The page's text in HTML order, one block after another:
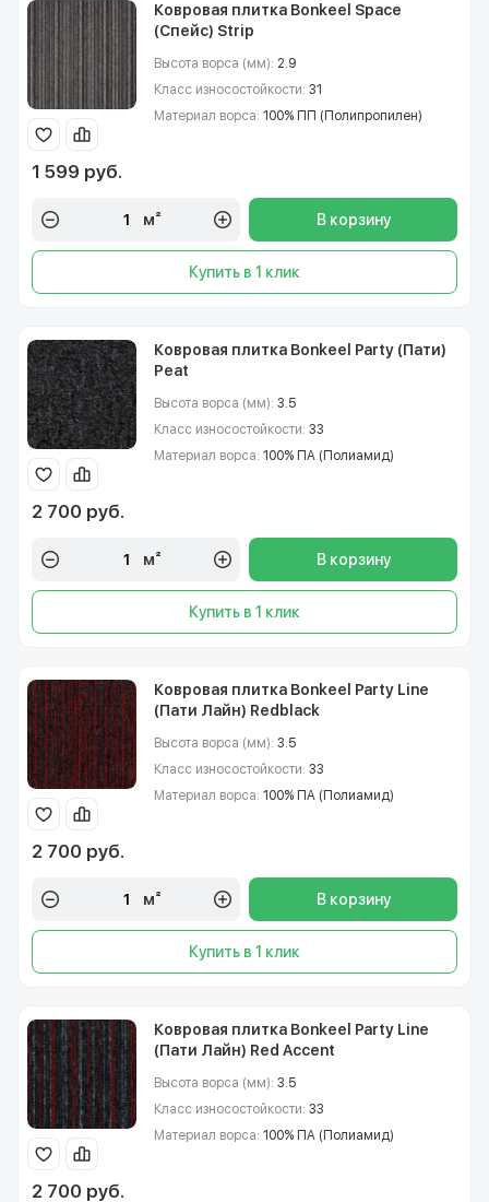
Ковровая плитка Bonkeel Space
(Спейс) Strip
Высота ворса (мм): 2.9
Класс износостойкости: 31
Материал ворса: 100% ПП (Полипропилен)
1 599 руб.
м² В корзину
Купить в 1 клик
Ковровая плитка Bonkeel Party (Пати)
Peat
Высота ворса (мм): 3.5
Класс износостойкости: 33
Материал ворса: 100% ПА (Полиамид)
2 700 руб.
м² В корзину
Купить в 1 клик
Ковровая плитка Bonkeel Party Line
(Пати Лайн) Redblack
Высота ворса (мм): 3.5
Класс износостойкости: 33
Материал ворса: 100% ПА (Полиамид)
2 700 руб.
м² В корзину
Купить в 1 клик
Ковровая плитка Bonkeel Party Line
(Пати Лайн) Red Accent
Высота ворса (мм): 3.5
Класс износостойкости: 33
Материал ворса: 100% ПА (Полиамид)
2 700 руб.